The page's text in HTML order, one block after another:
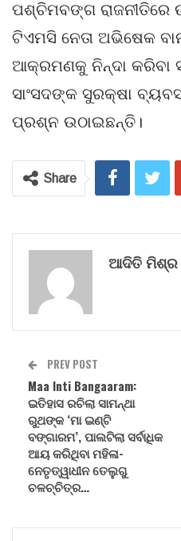
ପଶ୍ଚିମବଙ୍ଗ ରାଜନୀତିରେ
ଟିଏମସି ନେତା ଅଭିଷେକ
ଆକ୍ରମଣକୁ ନିନ୍ଦା କରିବା
ସାଂସଦଙ୍କ ସୁରକ୍ଷା
ପ୍ରଶ୍ନ ଉଠାଇଛନ୍ତି।
Share
ଆଦିତି ମିଶ୍ର
PREV POST
Maa Inti Bangaaram:
ଇତିହାସ ରଚିଲା ସାମନ୍ଥା
ରୁଥଙ୍କ ‘ମା ଇଣ୍ଟି
ବଙ୍ଗାରମ’, ପାଲଟିଲା ସର୍ବାଧିକ
ଆୟ କରିଥିବା ମହିଳା-
ନେତୃତ୍ୱାଧୀନ ତେଲୁଗୁ
ଚଳଚ୍ଚିତ୍ର…